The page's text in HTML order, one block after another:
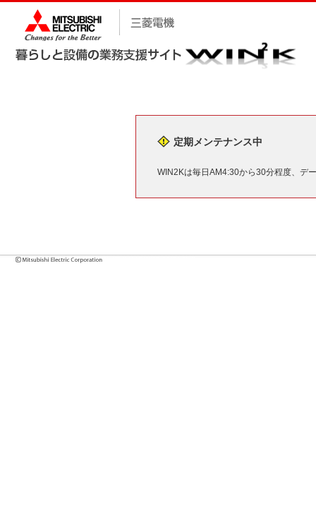
定期メンテナンス中
WIN2Kは毎日AM4:30から30分程度、デ